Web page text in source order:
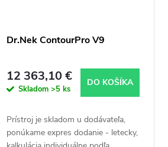
Dr.Nek ContourPro V9
12 363,10 €
Skladom >5 ks
DO KOŠÍKA
Prístroj je skladom u dodávateľa,
ponúkame expres dodanie - letecky,